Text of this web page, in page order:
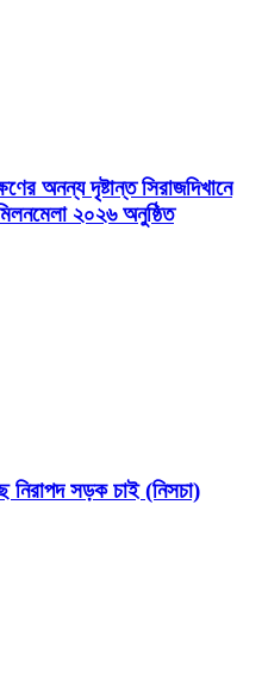
অনন্য দৃষ্টান্ত সিরাজদিখানে
২০২৬ অনুষ্ঠিত
নিরাপদ সড়ক চাই (নিসচা)